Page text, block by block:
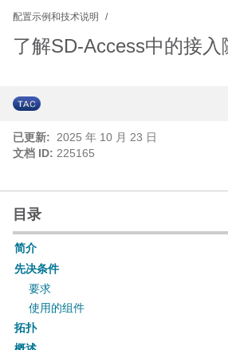
配置示例和技术说明
了解SD-Access中的接入
已更新:
2025 年 10 月 23 日
文档 ID: 225165
目录
简介
先决条件
要求
使用的组件
拓扑